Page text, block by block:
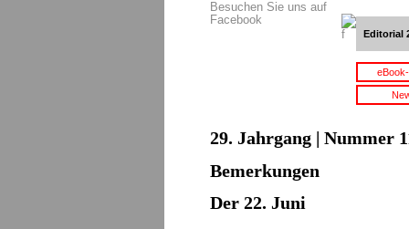
Besuchen Sie uns auf
Facebook
Editorial
29. Jahrgang | Nummer
Bemerkungen
Der 22. Juni